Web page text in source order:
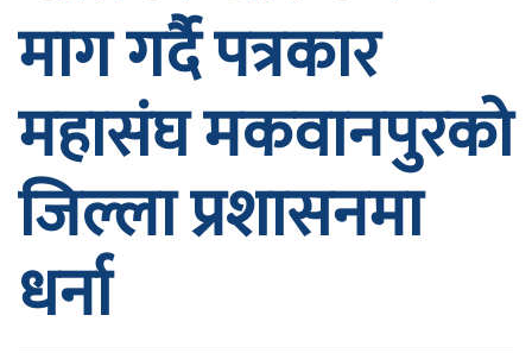
माग गर्दै पत्रकार
महासंघ मकवानपुरको
जिल्ला प्रशासनमा
धर्ना